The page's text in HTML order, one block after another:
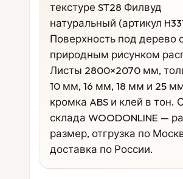
текстуре ST28 Филвуд
натуральный (артикул
Поверхность под дерево
природным рисунком
Листы 2800×2070 мм,
10 мм, 16 мм, 18 мм и 25
кромка ABS и клей в тон.
склада WOODONLINE —
размер, отгрузка по
доставка по России.